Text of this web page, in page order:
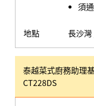
須
地點 長沙
泰越菜式廚務助理
CT228DS